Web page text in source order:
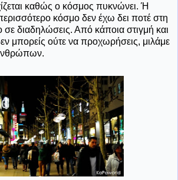
καθώς ο κόσμος πυκνώνει. Ή
κόσμο δεν έχω δει ποτέ στη
διαδηλώσεις. Από κάποια στιγμή και
μπορείς ούτε να προχωρήσεις, μιλάμε